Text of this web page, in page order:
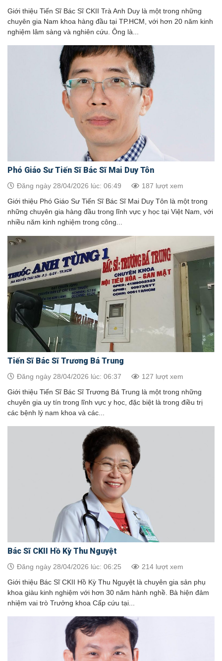
Giới thiệu Tiến Sĩ Bác Sĩ CKII Trà Anh Duy là một trong những
chuyên gia Nam khoa hàng đầu tại TP.HCM, với hơn 20 năm kinh
nghiệm lâm sàng và nghiên cứu. Ông là...
Phó Giáo Sư Tiến Sĩ Bác Sĩ Mai Duy Tôn
Đăng ngày 28/04/2026 lúc: 06:49 187 lượt xem
Giới thiệu Phó Giáo Sư Tiến Sĩ Bác Sĩ Mai Duy Tôn là một trong
những chuyên gia hàng đầu trong lĩnh vực y học tại Việt Nam, với
nhiều năm kinh nghiệm trong công...
Tiến Sĩ Bác Sĩ Trương Bá Trung
Đăng ngày 28/04/2026 lúc: 06:37 127 lượt xem
Giới thiệu Tiến Sĩ Bác Sĩ Trương Bá Trung là một trong những
chuyên gia uy tín trong lĩnh vực y học, đặc biệt là trong điều trị
các bệnh lý nam khoa và các...
Bác Sĩ CKII Hồ Kỳ Thu Nguyệt
Đăng ngày 28/04/2026 lúc: 06:25 214 lượt xem
Giới thiệu Bác Sĩ CKII Hồ Kỳ Thu Nguyệt là chuyên gia sản phụ
khoa giàu kinh nghiệm với hơn 30 năm hành nghề. Bà hiện đảm
nhiệm vai trò Trưởng khoa Cấp cứu tại...